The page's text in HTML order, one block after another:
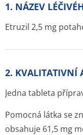
1. NÁZEV
Etruzil 2,5 mg
2. KVALITATIVNÍ
Jedna tableta
Pomocná látka se
obsahuje 61,5 mg